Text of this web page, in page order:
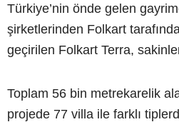
Türkiye’nin önde gelen
şirketlerinden Folkart
geçirilen Folkart Terra,
Toplam 56 bin metrekarelik
projede 77 villa ile farklı